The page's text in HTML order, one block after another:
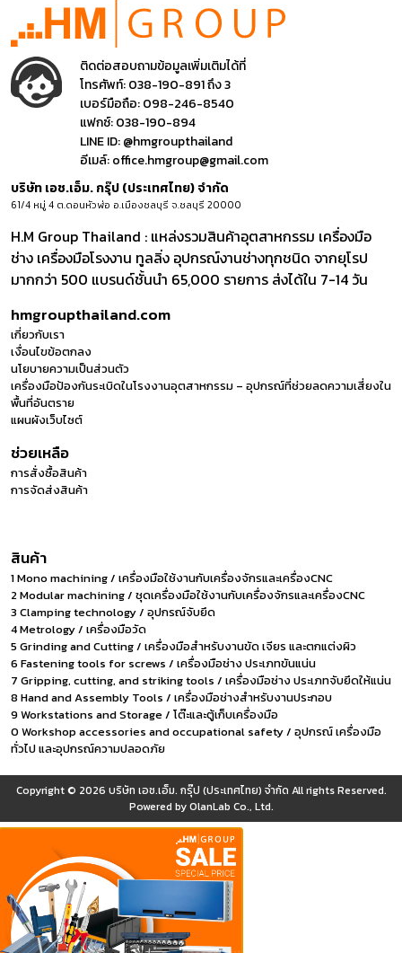
ติดต่อสอบถามข้อมูลเพิ่มเติมได้ที่
โทรศัพท์:038-190-891 ถึง 3
เบอร์มือถือ:098-246-8540
แฟกซ์:038-190-894
LINE ID:@hmgroupthailand
อีเมล์:office.hmgroup@gmail.com
บริษัท เอช.เอ็ม. กรุ๊ป (ประเทศไทย) จำกัด
61/4 หมู่ 4 ต.ดอนหัวฬ่อ อ.เมืองชลบุรี จ.ชลบุรี 20000
H.M Group Thailand : แหล่งรวมสินค้าอุตสาหกรรม เครื่องมือ
ช่าง เครื่องมือโรงงาน ทูลลิ่ง อุปกรณ์งานช่างทุกชนิด จากยุโรป
มากกว่า 500 แบรนด์ชั้นนำ 65,000 รายการ ส่งได้ใน 7-14 วัน
hmgroupthailand.com
เกี่ยวกับเรา
เงื่อนไขข้อตกลง
นโยบายความเป็นส่วนตัว
เครื่องมือป้องกันระเบิดในโรงงานอุตสาหกรรม – อุปกรณ์ที่ช่วยลดความเสี่ยงใน
พื้นที่อันตราย
แผนผังเว็บไซต์
ช่วยเหลือ
การสั่งซื้อสินค้า
การจัดส่งสินค้า
สินค้า
1 Mono machining / เครื่องมือใช้งานกับเครื่องจักรและเครื่องCNC
2 Modular machining / ชุดเครื่องมือใช้งานกับเครื่องจักรและเครื่องCNC
3 Clamping technology / อุปกรณ์จับยึด
4 Metrology / เครื่องมือวัด
5 Grinding and Cutting / เครื่องมือสำหรับงานขัด เจียร และตกแต่งผิว
6 Fastening tools for screws / เครื่องมือช่าง ประเภทขันแน่น
7 Gripping, cutting, and striking tools / เครื่องมือช่าง ประเภทจับยึดให้แน่น
8 Hand and Assembly Tools / เครื่องมือช่างสำหรับงานประกอบ
9 Workstations and Storage / โต๊ะและตู้เก็บเครื่องมือ
0 Workshop accessories and occupational safety / อุปกรณ์ เครื่องมือ
ทั่วไป และอุปกรณ์ความปลอดภัย
Copyright © 2026 บริษัท เอช.เอ็ม. กรุ๊ป (ประเทศไทย) จำกัด All rights Reserved.
Powered byOlanLab Co., Ltd.